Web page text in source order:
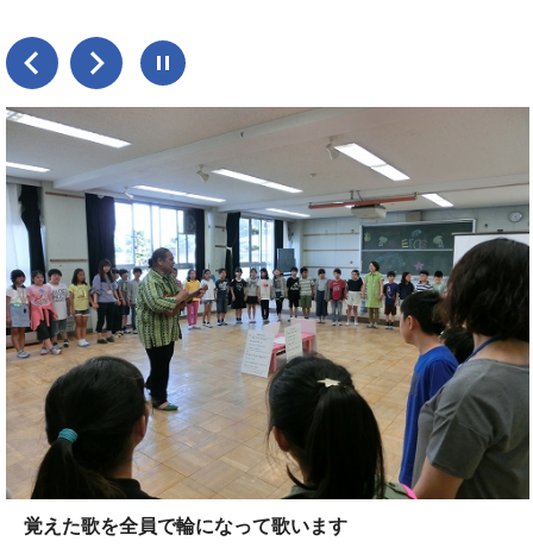
覚えた歌を全員で輪になって歌います